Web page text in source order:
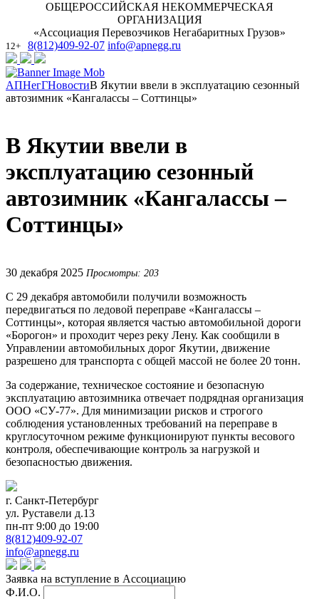
ОБЩЕРОССИЙСКАЯ НЕКОММЕРЧЕСКАЯ
ОРГАНИЗАЦИЯ
«Ассоциация Перевозчиков Негабаритных Грузов»
12+ 8(812)409-92-07 info@apnegg.ru
АПНегГНовостиВ Якутии ввели в эксплуатацию сезонный
автозимник «Кангалассы – Соттинцы»
В Якутии ввели в
эксплуатацию сезонный
автозимник «Кангалассы –
Соттинцы»
30 декабря 2025 Просмотры: 203
С 29 декабря автомобили получили возможность
передвигаться по ледовой переправе «Кангалассы –
Соттинцы», которая является частью автомобильной дороги
«Борогон» и проходит через реку Лену. Как сообщили в
Управлении автомобильных дорог Якутии, движение
разрешено для транспорта с общей массой не более 20 тонн.
За содержание, техническое состояние и безопасную
эксплуатацию автозимника отвечает подрядная организация
ООО «СУ-77». Для минимизации рисков и строгого
соблюдения установленных требований на переправе в
круглосуточном режиме функционируют пункты весового
контроля, обеспечивающие контроль за нагрузкой и
безопасностью движения.
г. Санкт-Петербург
ул. Руставели д.13
пн-пт 9:00 до 19:00
8(812)409-92-07
info@apnegg.ru
Заявка на вступление в Ассоциацию
Ф.И.О.